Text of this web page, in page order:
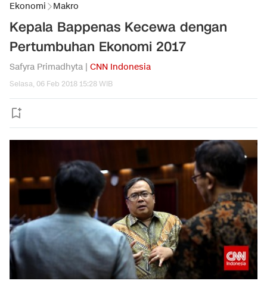
Ekonomi Makro
Kepala Bappenas Kecewa dengan
Pertumbuhan Ekonomi 2017
Safyra Primadhyta | CNN Indonesia
Selasa, 06 Feb 2018 15:28 WIB